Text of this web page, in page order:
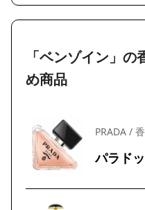
「ベンゾイン」
め商品
PRADA /
パラド